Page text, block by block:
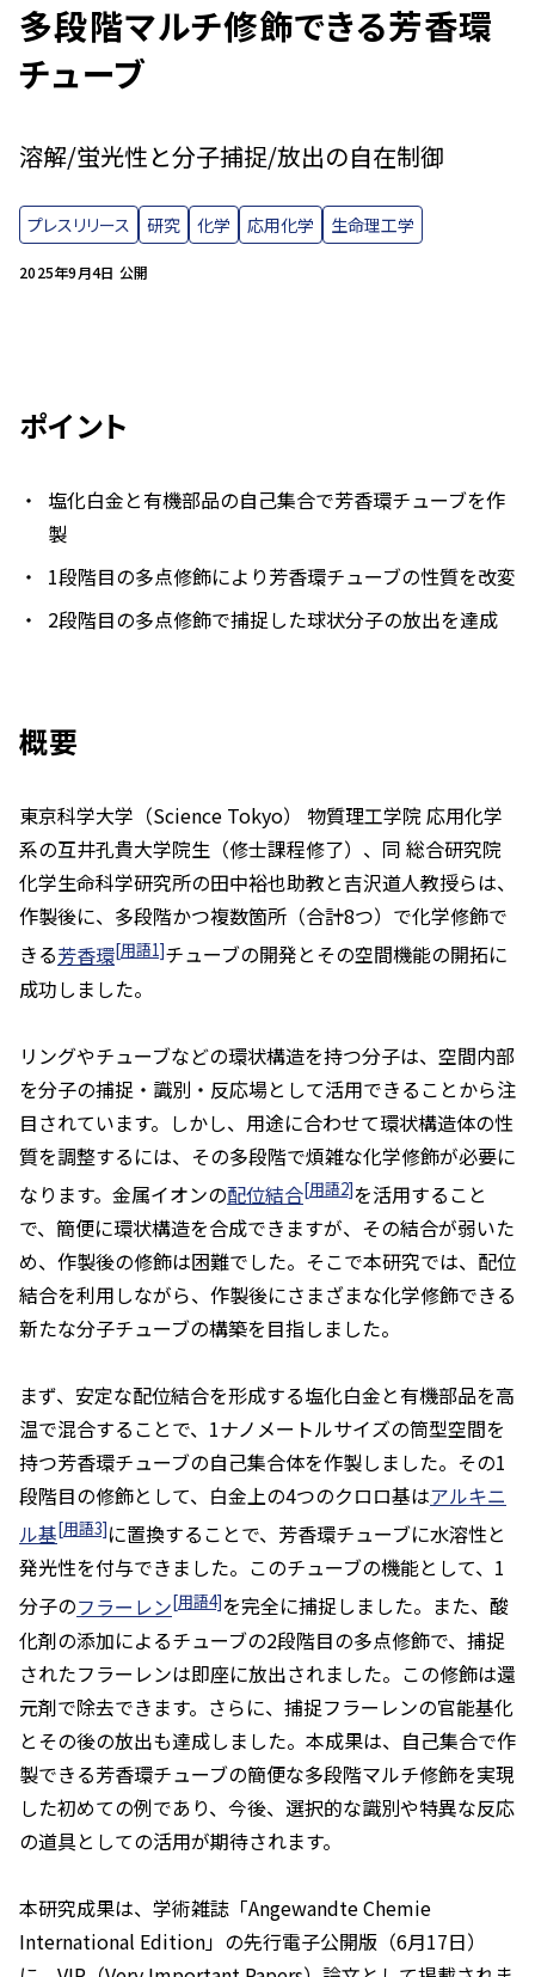
多段階マルチ修飾できる芳香環
チューブ
2025年9月4日 公開
溶解/蛍光性と分子捕捉/放出の自在制御
プレスリリース 研究 化学 応用化学 生命理工学
ポイント
塩化白金と有機部品の自己集合で芳香環チューブを作
製
1段階目の多点修飾により芳香環チューブの性質を改変
2段階目の多点修飾で捕捉した球状分子の放出を達成
概要
東京科学大学（Science Tokyo） 物質理工学院 応用化学
系の互井孔貴大学院生（修士課程修了）、同 総合研究院
化学生命科学研究所の田中裕也助教と吉沢道人教授らは、
作製後に、多段階かつ複数箇所（合計8つ）で化学修飾で
きる芳香環[用語1]チューブの開発とその空間機能の開拓に
成功しました。
リングやチューブなどの環状構造を持つ分子は、空間内部
を分子の捕捉・識別・反応場として活用できることから注
目されています。しかし、用途に合わせて環状構造体の性
質を調整するには、その多段階で煩雑な化学修飾が必要に
なります。金属イオンの配位結合[用語2]を活用すること
で、簡便に環状構造を合成できますが、その結合が弱いた
め、作製後の修飾は困難でした。そこで本研究では、配位
結合を利用しながら、作製後にさまざまな化学修飾できる
新たな分子チューブの構築を目指しました。
まず、安定な配位結合を形成する塩化白金と有機部品を高
温で混合することで、1ナノメートルサイズの筒型空間を
持つ芳香環チューブの自己集合体を作製しました。その1
段階目の修飾として、白金上の4つのクロロ基はアルキニ
ル基[用語3]に置換することで、芳香環チューブに水溶性と
発光性を付与できました。このチューブの機能として、1
分子のフラーレン[用語4]を完全に捕捉しました。また、酸
化剤の添加によるチューブの2段階目の多点修飾で、捕捉
されたフラーレンは即座に放出されました。この修飾は還
元剤で除去できます。さらに、捕捉フラーレンの官能基化
とその後の放出も達成しました。本成果は、自己集合で作
製できる芳香環チューブの簡便な多段階マルチ修飾を実現
した初めての例であり、今後、選択的な識別や特異な反応
の道具としての活用が期待されます。
本研究成果は、学術雑誌「Angewandte Chemie
International Edition」の先行電子公開版（6月17日）